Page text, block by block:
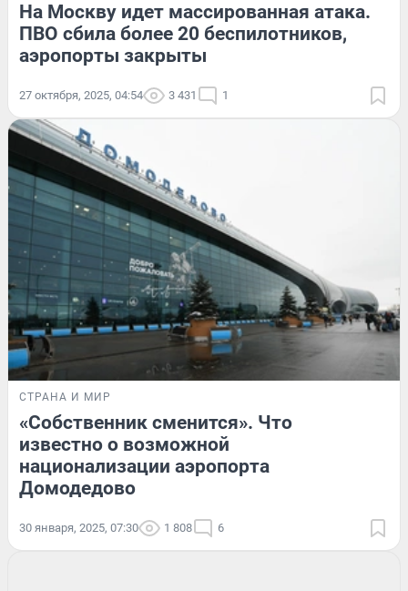
На Москву идет массированная атака.
ПВО сбила более 20 беспилотников,
аэропорты закрыты
27 октября, 2025, 04:54 3 431 1
СТРАНА И МИР
«Собственник сменится». Что
известно о возможной
национализации аэропорта
Домодедово
30 января, 2025, 07:30 1 808 6